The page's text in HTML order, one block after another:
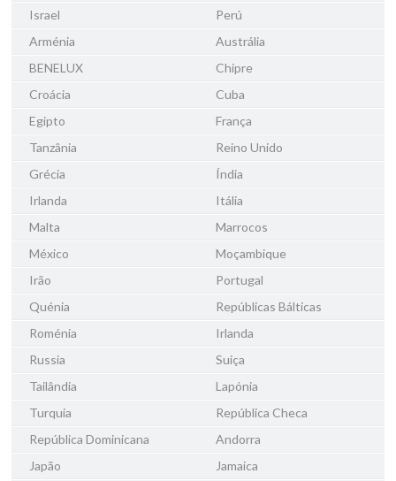
Israel
Perú
Arménia
Austrália
BENELUX
Chipre
Croácia
Cuba
Egipto
França
Tanzânia
Reino Unido
Grécia
Índia
Irlanda
Itália
Malta
Marrocos
México
Moçambique
Irão
Portugal
Quénia
Repúblicas Bálticas
Roménia
Irlanda
Russia
Suiça
Tailândia
Lapónia
Turquia
República Checa
República Dominicana
Andorra
Japão
Jamaica